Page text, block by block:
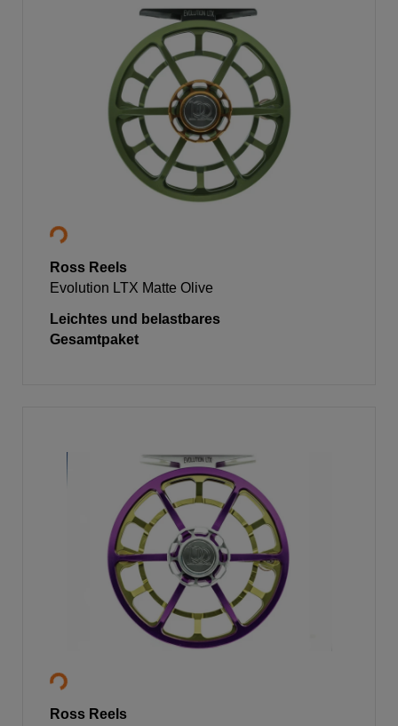
Ross Reels
Evolution LTX Matte Olive
Leichtes und belastbares
Gesamtpaket
Ross Reels